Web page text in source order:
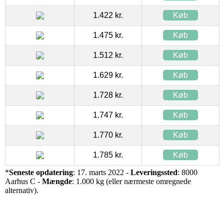
1.422 kr. Køb
1.475 kr. Køb
1.512 kr. Køb
1.629 kr. Køb
1.728 kr. Køb
1.747 kr. Køb
1.770 kr. Køb
1.785 kr. Køb
*Seneste opdatering: 17. marts 2022 - Leveringssted: 8000
Aarhus C - Mængde: 1.000 kg (eller nærmeste omregnede
alternativ).